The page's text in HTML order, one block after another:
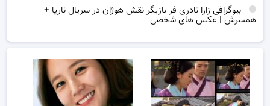
بیوگرافی زارا نادری فر بازیگر نقش هوژان در سریال ناریا +
همسرش | عکس های شخصی